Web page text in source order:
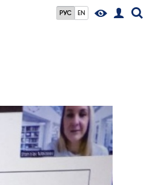
РУС EN